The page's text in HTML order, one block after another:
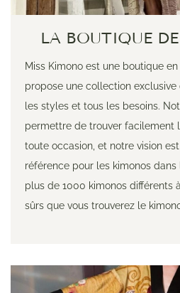
LA BOUTIQUE
Miss Kimono est une boutique
propose une collection
les styles et tous les besoins.
permettre de trouver facilement
toute occasion, et notre vision
référence pour les kimonos dans
plus de 1000 kimonos différents
sûrs que vous trouverez le